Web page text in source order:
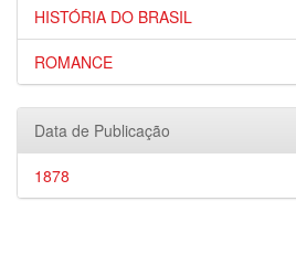
HISTÓRIA DO BRASIL
ROMANCE
Data de Publicação
1878